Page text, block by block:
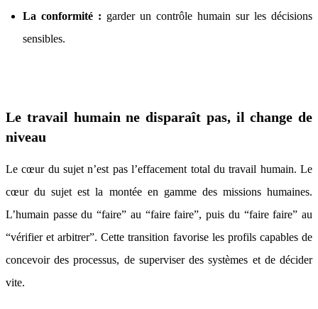
La conformité : garder un contrôle humain sur les décisions
sensibles.
Le travail humain ne disparaît pas, il change de
niveau
Le cœur du sujet n’est pas l’effacement total du travail humain. Le
cœur du sujet est la montée en gamme des missions humaines.
L’humain passe du “faire” au “faire faire”, puis du “faire faire” au
“vérifier et arbitrer”. Cette transition favorise les profils capables de
concevoir des processus, de superviser des systèmes et de décider
vite.